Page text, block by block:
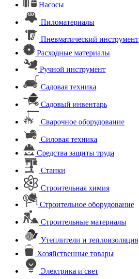
Насосы
Пиломатериалы
Пневматический инструмент
Расходные материалы
Ручной инструмент
Садовая техника
Садовый инвентарь
Сварочное оборудование
Силовая техника
Средства защиты труда
Станки
Строительная химия
Строительное оборудование
Строительные материалы
Утеплители и теплоизоляция
Хозяйственные товары
Электрика и свет